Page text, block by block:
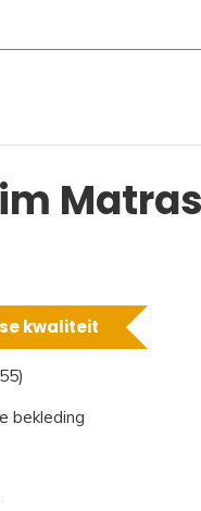
kwaliteit
bekleding